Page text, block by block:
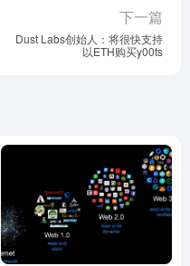
下一篇
Dust Labs创始人：将很快支持
以ETH购买y00ts